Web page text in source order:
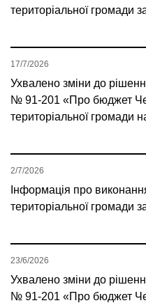
територіальної громади
Ухвалено зміни до
№ 91-201 «Про бюджет
територіальної громади
17/7/2026
Інформація про
територіальної громади
2/7/2026
Ухвалено зміни до
№ 91-201 «Про бюджет
23/6/2026